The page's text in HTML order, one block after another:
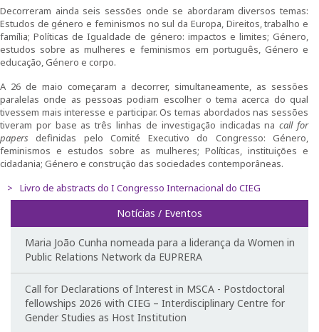
Fotografias e videos
3º Congresso Internacional
Call for papers
Website do III Congresso
Fotografias e videos
Notícias
Newsletter
Ligações úteis
Redes Sociais
Decorreram ainda seis sessões onde se abordaram diversos temas:
Estudos de género e feminismos no sul da Europa, Direitos, trabalho e
família; Políticas de Igualdade de género: impactos e limites; Género,
estudos sobre as mulheres e feminismos em português, Género e
educação, Género e corpo.
A 26 de maio começaram a decorrer, simultaneamente, as sessões
paralelas onde as pessoas podiam escolher o tema acerca do qual
tivessem mais interesse e participar. Os temas abordados nas sessões
tiveram por base as três linhas de investigação indicadas nacall for
papers definidas pelo Comité Executivo do Congresso: Género,
feminismos e estudos sobre as mulheres; Políticas, instituições e
cidadania; Género e construção das sociedades contemporâneas.
Livro de abstracts do I Congresso Internacional do CIEG
Notícias / Eventos
Maria João Cunha nomeada para a liderança da Women in
Public Relations Network da EUPRERA
Call for Declarations of Interest in MSCA - Postdoctoral
fellowships 2026 with CIEG – Interdisciplinary Centre for
Gender Studies as Host Institution